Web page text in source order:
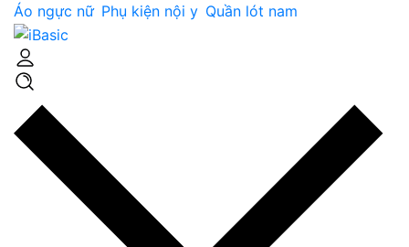
Áo ngực nữ Phụ kiện nội y Quần lót nam